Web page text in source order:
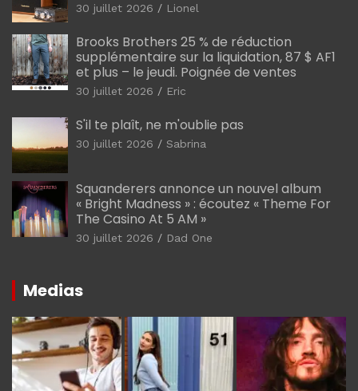
30 juillet 2026 Lionel
Brooks Brothers 25 % de réduction
supplémentaire sur la liquidation, 87 $ AF1
et plus – le jeudi. Poignée de ventes
30 juillet 2026 Eric
S'il te plaît, ne m'oublie pas
30 juillet 2026 Sabrina
Squanderers annonce un nouvel album
« Bright Madness » : écoutez « Theme For
The Casino At 5 AM »
30 juillet 2026 Dad One
Medias